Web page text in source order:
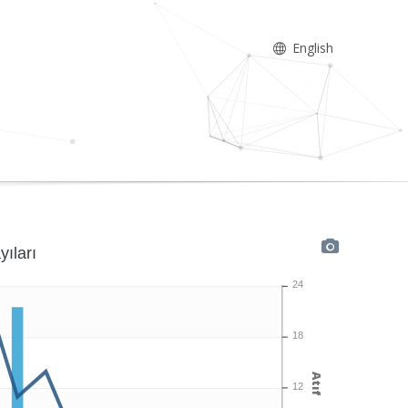
English
24
18
12 Atıf